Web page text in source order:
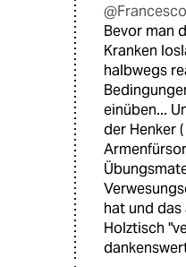
Bevor man
Kranken
halbwegs
einüben...
der Henker
hat und das
Holztisch